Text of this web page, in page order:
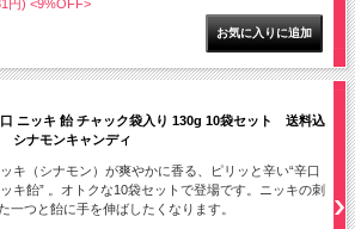
円) <9%OFF>
ニッキ 飴 チャック袋入り 130g 10袋セット 送料込
シナモンキャンディ
ッキ（シナモン）が爽やかに香る、ピリッと辛い“辛口
ッキ飴” 。オトクな10袋セットで登場です。ニッキの刺
一つと飴に手を伸ばしたくなります。